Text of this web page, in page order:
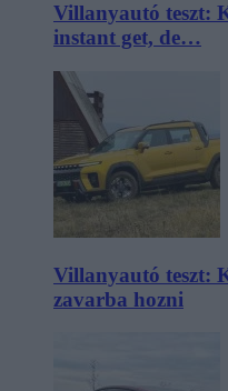
Villanyautó teszt:
instant get, de…
Villanyautó teszt:
zavarba hozni